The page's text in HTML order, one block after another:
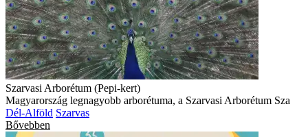
Szarvasi Arborétum (Pepi-kert)
Magyarország legnagyobb arborétuma, a Szarvasi Arborétum Sza
Dél-Alföld Szarvas
Bővebben